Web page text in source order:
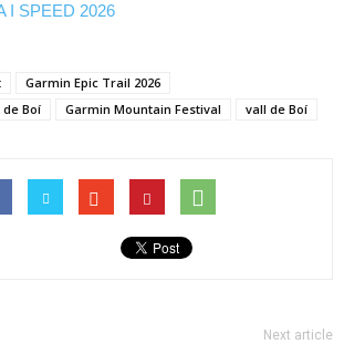
I SPEED 2026
Garmin Epic Trail 2026
Boí
Garmin Mountain Festival vall de Boí
Next article